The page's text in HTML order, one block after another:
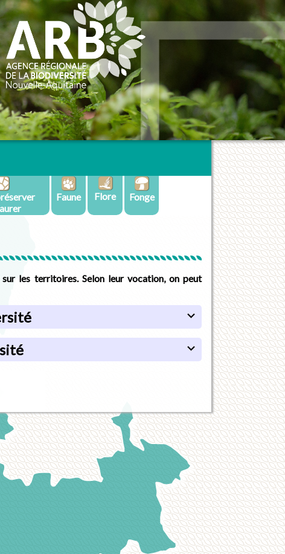
Faune Flore Fonge
les territoires. Selon leur vocation, on peut